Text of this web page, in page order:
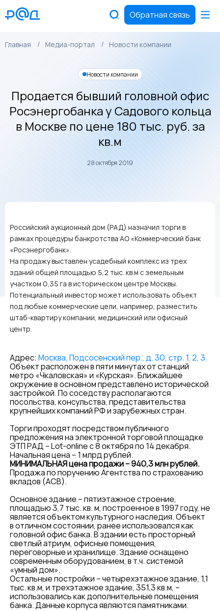
Обратная связь
Главная Медиа-портал Новости компании
Новости компании
Продается бывший головной офис
Росэнергобанка у Садового кольца
в Москве по цене 180 тыс. руб. за
кв.м
28 октября 2019
Российский аукционный дом (РАД) назначил торги в
рамках процедуры банкротства АО «Коммерческий банк
«Росэнергобанк».
На продажу выставлен усадебный комплекс из трех
зданий общей площадью 5,2 тыс. кв.м с земельным
участком 0,35 га в историческом центре Москвы.
Потенциальный инвестор может использовать объект
под любые коммерческие цели, например, разместить
штаб-квартиру компании, медицинский или офисный
центр.
Адрес: Москва, Подсосенский пер., д. 30, стр. 1, 2, 3.
Объект расположен в пяти минутах от станций
метро «Чкаловская» и «Курская». Ближайшее
окружение в основном представлено исторической
застройкой. По соседству располагаются
посольства, консульства, представительства
крупнейших компаний РФ и зарубежных стран.
Торги проходят посредством публичного
предложения на электронной торговой площадке
ЭТП РАД – Lot-online с 8 октября по 14 декабря.
Начальная цена – 1 млрд рублей.
МИНИМАЛЬНАЯ цена продажи – 940,3 млн рублей.
Продажа по поручению Агентства по страхованию
вкладов (АСВ).
Основное здание – пятиэтажное строение,
площадью 3,7 тыс. кв. м, построенное в 1997 году, не
является объектом культурного наследия. Объект
в отличном состоянии, ранее использовался как
головной офис банка. В здании есть просторный
светлый атриум, офисные помещения,
переговорные и хранилище. Здание оснащено
современным оборудованием, в т.ч. системой
«умный дом».
Остальные постройки – четырехэтажное здание, 1,1
тыс. кв.м, и трехэтажное здание, 351,3 кв.м, –
использовались как дополнительные помещения
банка. Данные корпуса являются памятниками.